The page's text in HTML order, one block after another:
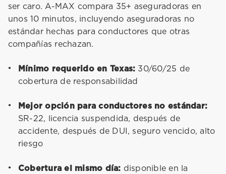
ser caro. A-MAX compara 35+ aseguradoras en
unos 10 minutos, incluyendo aseguradoras no
estándar hechas para conductores que otras
compañías rechazan.
Mínimo requerido en Texas: 30/60/25 de
cobertura de responsabilidad
Mejor opción para conductores no estándar:
SR-22, licencia suspendida, después de
accidente, después de DUI, seguro vencido, alto
riesgo
Cobertura el mismo día: disponible en la